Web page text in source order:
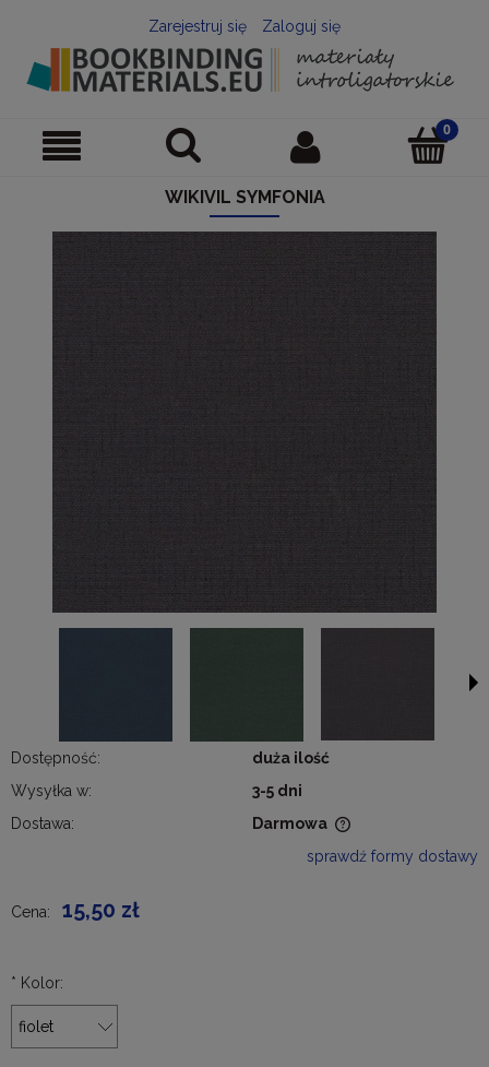
Zarejestruj się Zaloguj się
WIKIVIL SYMFONIA
Dostępność:
duża ilość
Wysyłka w:
3-5 dni
Dostawa:
Darmowa
sprawdź formy dostawy
Cena: 15,50 zł
* Kolor: